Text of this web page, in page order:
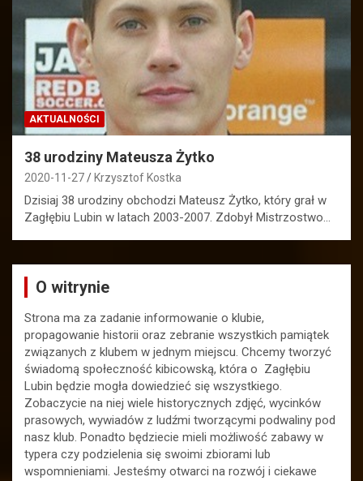
AKTUALNOŚCI
38 urodziny Mateusza Żytko
2020-11-27 Krzysztof Kostka
Dzisiaj 38 urodziny obchodzi Mateusz Żytko, który grał w
Zagłębiu Lubin w latach 2003-2007. Zdobył Mistrzostwo…
O witrynie
Strona ma za zadanie informowanie o klubie,
propagowanie historii oraz zebranie wszystkich pamiątek
związanych z klubem w jednym miejscu. Chcemy tworzyć
świadomą społeczność kibicowską, która o Zagłębiu
Lubin będzie mogła dowiedzieć się wszystkiego.
Zobaczycie na niej wiele historycznych zdjęć, wycinków
prasowych, wywiadów z ludźmi tworzącymi podwaliny pod
nasz klub. Ponadto będziecie mieli możliwość zabawy w
typera czy podzielenia się swoimi zbiorami lub
wspomnieniami. Jesteśmy otwarci na rozwój i ciekawe